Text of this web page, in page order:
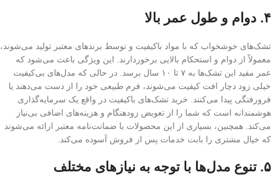
۴. دوام و طول عمر بالا
تشک‌های خوشخواب که با مواد باکیفیت و توسط برندهای معتبر تولید می‌شوند،
معمولاً از دوام و استحکام بالایی برخوردارند. این ویژگی باعث می‌شود که
عمر مفید این تشک‌ها به ۷ تا ۱۰ سال برسد. در حالی که مدل‌های بی‌کیفیت
خیلی زود دچار افت کیفیت می‌شوند، فرم طبیعی خود را از دست می‌دهند یا
فرورفتگی پیدا می‌کنند. خرید تشک‌های باکیفیت در واقع یک سرمایه‌گذاری
هوشمندانه است که شما را از تعویض زودهنگام و هزینه‌های اضافی بی‌نیاز
می‌کند. همچنین، بسیاری از این محصولات با ضمانت‌نامه معتبر ارائه می‌شوند
که خیال مشتری را بابت خدمات پس از فروش آسوده می‌کند.
۵. تنوع مدل‌ها با توجه به نیازهای مختلف